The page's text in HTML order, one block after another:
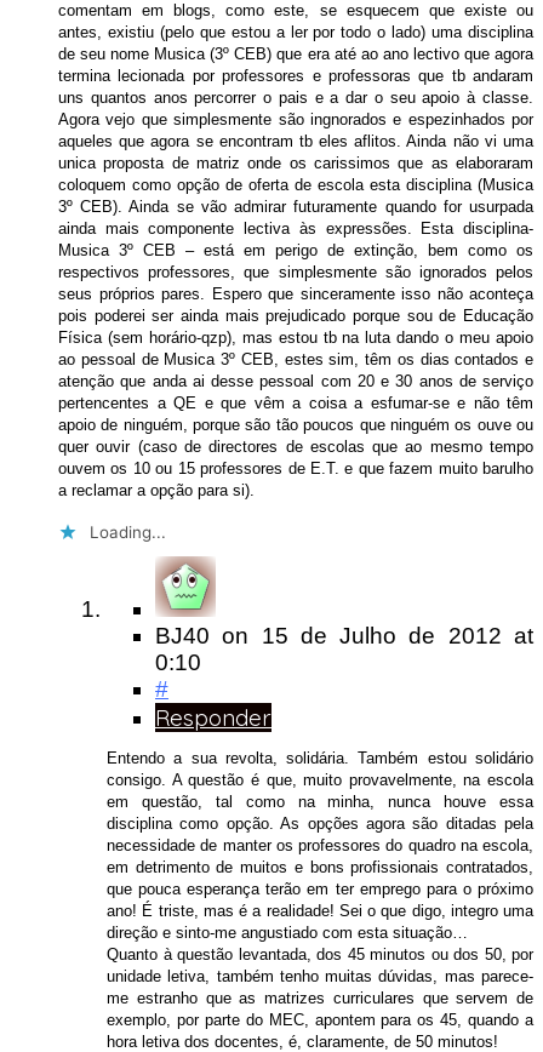
comentam em blogs, como este, se esquecem que existe ou
antes, existiu (pelo que estou a ler por todo o lado) uma disciplina
de seu nome Musica (3º CEB) que era até ao ano lectivo que agora
termina lecionada por professores e professoras que tb andaram
uns quantos anos percorrer o pais e a dar o seu apoio à classe.
Agora vejo que simplesmente são ingnorados e espezinhados por
aqueles que agora se encontram tb eles aflitos. Ainda não vi uma
unica proposta de matriz onde os carissimos que as elaboraram
coloquem como opção de oferta de escola esta disciplina (Musica
3º CEB). Ainda se vão admirar futuramente quando for usurpada
ainda mais componente lectiva às expressões. Esta disciplina-
Musica 3º CEB – está em perigo de extinção, bem como os
respectivos professores, que simplesmente são ignorados pelos
seus próprios pares. Espero que sinceramente isso não aconteça
pois poderei ser ainda mais prejudicado porque sou de Educação
Física (sem horário-qzp), mas estou tb na luta dando o meu apoio
ao pessoal de Musica 3º CEB, estes sim, têm os dias contados e
atenção que anda ai desse pessoal com 20 e 30 anos de serviço
pertencentes a QE e que vêm a coisa a esfumar-se e não têm
apoio de ninguém, porque são tão poucos que ninguém os ouve ou
quer ouvir (caso de directores de escolas que ao mesmo tempo
ouvem os 10 ou 15 professores de E.T. e que fazem muito barulho
a reclamar a opção para si).
Loading...
BJ40 on 15 de Julho de 2012at
0:10
#
Responder
Entendo a sua revolta, solidária. Também estou solidário
consigo. A questão é que, muito provavelmente, na escola
em questão, tal como na minha, nunca houve essa
disciplina como opção. As opções agora são ditadas pela
necessidade de manter os professores do quadro na escola,
em detrimento de muitos e bons profissionais contratados,
que pouca esperança terão em ter emprego para o próximo
ano! É triste, mas é a realidade! Sei o que digo, integro uma
direção e sinto-me angustiado com esta situação…
Quanto à questão levantada, dos 45 minutos ou dos 50, por
unidade letiva, também tenho muitas dúvidas, mas parece-
me estranho que as matrizes curriculares que servem de
exemplo, por parte do MEC, apontem para os 45, quando a
hora letiva dos docentes, é, claramente, de 50 minutos!